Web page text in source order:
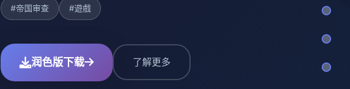
#帝国审查 #遊戲
润色版下载 了解更多